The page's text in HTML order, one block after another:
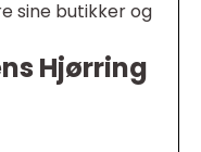
sine butikker og
Hjørring